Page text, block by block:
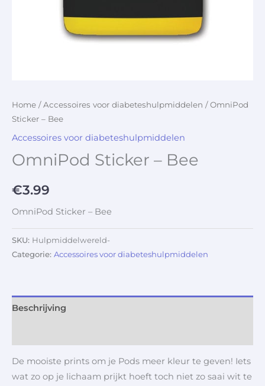
Home /Accessoires voor diabeteshulpmiddelen / OmniPod
Sticker – Bee
Accessoires voor diabeteshulpmiddelen
OmniPod Sticker – Bee
€3.99
OmniPod Sticker – Bee
SKU: Hulpmiddelwereld-
Categorie: Accessoires voor diabeteshulpmiddelen
Beschrijving
De mooiste prints om je Pods meer kleur te geven! Iets
wat zo op je lichaam prijkt hoeft toch niet zo saai wit te